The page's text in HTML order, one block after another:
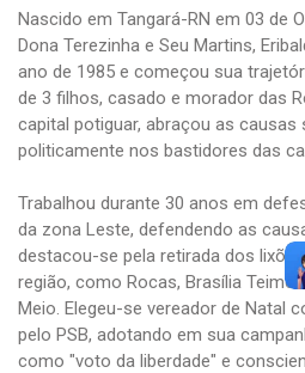
Nascido em Tangará-RN em 03 de
Dona Terezinha e Seu Martins,
ano de 1985 e começou sua
de 3 filhos, casado e morador das
capital potiguar, abraçou as causas
politicamente nos bastidores das
Trabalhou durante 30 anos em
da zona Leste, defendendo as
destacou-se pela retirada dos
região, como Rocas, Brasília
Meio. Elegeu-se vereador de Natal
pelo PSB, adotando em sua
como "voto da liberdade" e